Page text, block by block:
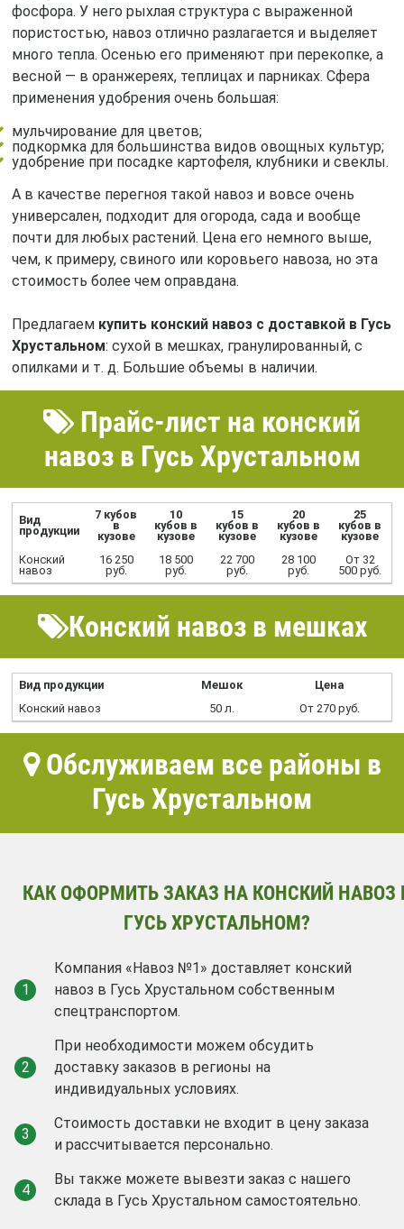
фосфора. У него рыхлая структура с выраженной
пористостью, навоз отлично разлагается и выделяет
много тепла. Осенью его применяют при перекопке, а
весной — в оранжереях, теплицах и парниках. Сфера
применения удобрения очень большая:
мульчирование для цветов;
подкормка для большинства видов овощных культур;
удобрение при посадке картофеля, клубники и свеклы.
А в качестве перегноя такой навоз и вовсе очень
универсален, подходит для огорода, сада и вообще
почти для любых растений. Цена его немного выше,
чем, к примеру, свиного или коровьего навоза, но эта
стоимость более чем оправдана.
Предлагаем купить конский навоз с доставкой в Гусь
Хрустальном: сухой в мешках, гранулированный, с
опилками и т. д. Большие объемы в наличии.
Прайс-лист на конский
навоз в Гусь Хрустальном
Вид
продукции
7 кубов
в
кузове
10
кубов в
кузове
15
кубов в
кузове
20
кубов в
кузове
25
кубов в
кузове
Конский
навоз
16 250
руб.
18 500
руб.
22 700
руб.
28 100
руб.
От 32
500 руб.
Конский навоз в мешках
Вид продукции Мешок
Цена
Конский навоз
50 л. От 270 руб.
Обслуживаем все районы в
Гусь Хрустальном
КАК ОФОРМИТЬ ЗАКАЗ НА КОНСКИЙ НАВОЗ
ГУСЬ ХРУСТАЛЬНОМ?
1
Компания «Навоз №1» доставляет конский
навоз в Гусь Хрустальном собственным
спецтранспортом.
2
При необходимости можем обсудить
доставку заказов в регионы на
индивидуальных условиях.
3
Стоимость доставки не входит в цену заказа
и рассчитывается персонально.
4
Вы также можете вывезти заказ с нашего
склада в Гусь Хрустальном самостоятельно.